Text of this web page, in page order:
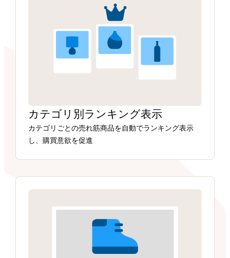
カテゴリ別ランキング表示
カテゴリごとの売れ筋商品を自動でランキング表示
し、購買意欲を促進